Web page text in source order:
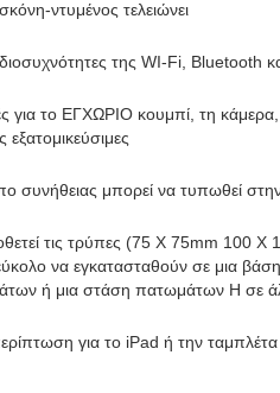
ντυμένος τελειώνει
της WI-Fi, Bluetooth
για το ΕΓΧΩΡΙΟ κουμπί, τη
εξατομικεύσιμες
συνήθειας μπορεί να τυπωθεί
τις τρύπες (75 X 75mm 100
να εγκατασταθούν σε μια
ή μια στάση πατωμάτων Η σε
για το iPad ή την ταμπλέτα